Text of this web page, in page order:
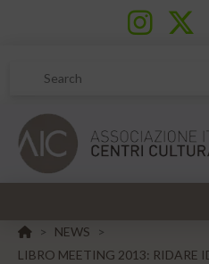
Search
HOME
> NEWS
>
LIBRO MEETING 2013: RIDARE